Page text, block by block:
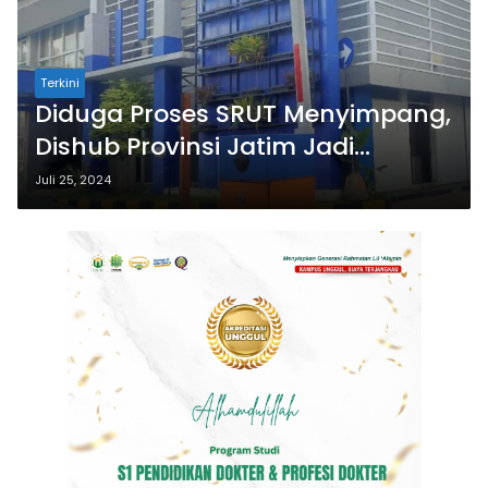
Terkini
Diduga Proses SRUT Menyimpang,
Dishub Provinsi Jatim Jadi
Sorotan
Juli 25, 2024